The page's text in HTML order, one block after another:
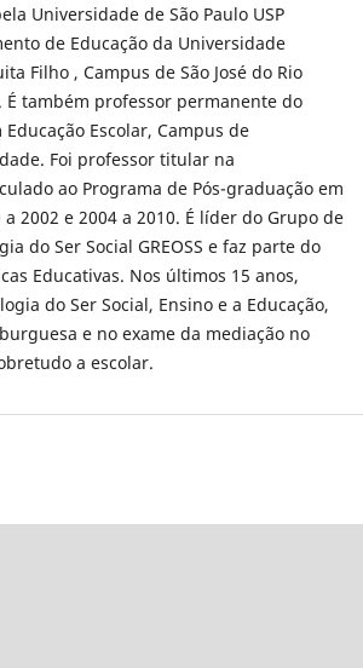
Universidade de São Paulo USP
de Educação da Universidade
Filho , Campus de São José do Rio
É também professor permanente do
Escolar, Campus de
Foi professor titular na
ao Programa de Pós-graduação em
2002 e 2004 a 2010. É líder do Grupo de
do Ser Social GREOSS e faz parte do
Educativas. Nos últimos 15 anos,
do Ser Social, Ensino e a Educação,
e no exame da mediação no
a escolar.